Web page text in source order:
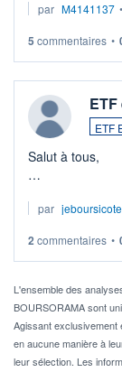
par M4141137 •
5 commentaires •
ETF
Salut à tous,
via un ETF
Idéalement, je
Pour l' ...
par jeboursicote
2 commentaires •
L'ensemble des
BOURSORAMA sont
Agissant exclusivement
en aucune manière à
leur sélection. Les